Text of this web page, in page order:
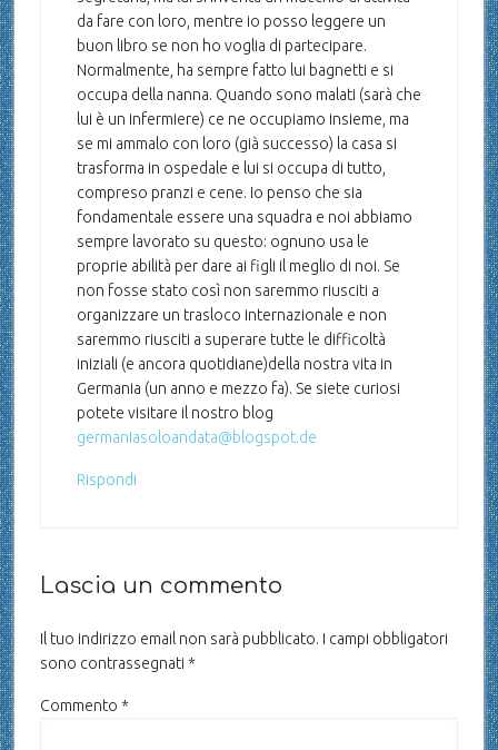
da fare con loro, mentre io posso leggere un
buon libro se non ho voglia di partecipare.
Normalmente, ha sempre fatto lui bagnetti e si
occupa della nanna. Quando sono malati (sarà che
lui è un infermiere) ce ne occupiamo insieme, ma
se mi ammalo con loro (già successo) la casa si
trasforma in ospedale e lui si occupa di tutto,
compreso pranzi e cene. Io penso che sia
fondamentale essere una squadra e noi abbiamo
sempre lavorato su questo: ognuno usa le
proprie abilità per dare ai figli il meglio di noi. Se
non fosse stato così non saremmo riusciti a
organizzare un trasloco internazionale e non
saremmo riusciti a superare tutte le difficoltà
iniziali (e ancora quotidiane)della nostra vita in
Germania (un anno e mezzo fa). Se siete curiosi
potete visitare il nostro blog
germaniasoloandata@blogspot.de
Rispondi
Lascia un commento
Il tuo indirizzo email non sarà pubblicato. I campi obbligatori
sono contrassegnati *
Commento *